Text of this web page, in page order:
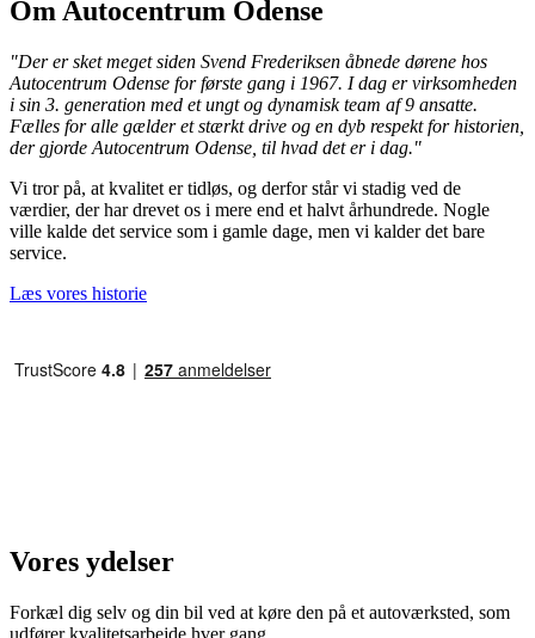
Om Autocentrum Odense
"Der er sket meget siden Svend Frederiksen åbnede dørene hos
Autocentrum Odense for første gang i 1967. I dag er virksomheden
i sin 3. generation med et ungt og dynamisk team af 9 ansatte.
Fælles for alle gælder et stærkt drive og en dyb respekt for historien,
der gjorde Autocentrum Odense, til hvad det er i dag."
Vi tror på, at kvalitet er tidløs, og derfor står vi stadig ved de
værdier, der har drevet os i mere end et halvt århundrede. Nogle
ville kalde det service som i gamle dage, men vi kalder det bare
service.
Læs vores historie
Vores ydelser
Forkæl dig selv og din bil ved at køre den på et autoværksted, som
udfører kvalitetsarbejde hver gang